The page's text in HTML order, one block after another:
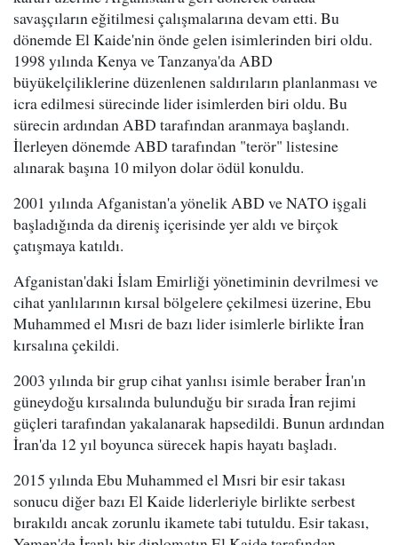
savaşçıların eğitilmesi çalışmalarına devam etti. Bu
dönemde El Kaide'nin önde gelen isimlerinden biri oldu.
1998 yılında Kenya ve Tanzanya'da ABD
büyükelçiliklerine düzenlenen saldırıların planlanması ve
icra edilmesi sürecinde lider isimlerden biri oldu. Bu
sürecin ardından ABD tarafından aranmaya başlandı.
İlerleyen dönemde ABD tarafından "terör" listesine
alınarak başına 10 milyon dolar ödül konuldu.
2001 yılında Afganistan'a yönelik ABD ve NATO işgali
başladığında da direniş içerisinde yer aldı ve birçok
çatışmaya katıldı.
Afganistan'daki İslam Emirliği yönetiminin devrilmesi ve
cihat yanlılarının kırsal bölgelere çekilmesi üzerine, Ebu
Muhammed el Mısri de bazı lider isimlerle birlikte İran
kırsalına çekildi.
2003 yılında bir grup cihat yanlısı isimle beraber İran'ın
güneydoğu kırsalında bulunduğu bir sırada İran rejimi
güçleri tarafından yakalanarak hapsedildi. Bunun ardından
İran'da 12 yıl boyunca sürecek hapis hayatı başladı.
2015 yılında Ebu Muhammed el Mısri bir esir takası
sonucu diğer bazı El Kaide liderleriyle birlikte serbest
bırakıldı ancak zorunlu ikamete tabi tutuldu. Esir takası,